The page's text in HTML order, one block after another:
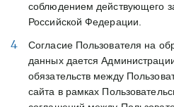
соблюдением действующего
Российской Федерации.
Согласие Пользователя на
данных дается
обязательств между
сайта в рамках